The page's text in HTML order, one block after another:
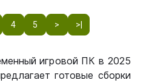
4 5 > >|
игровой ПК в 2025
готовые сборки